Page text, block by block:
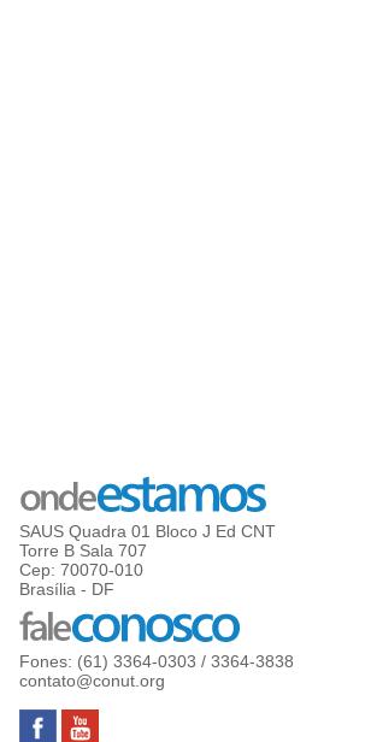
SAUS Quadra 01 Bloco J Ed CNT
Torre B Sala 707
Cep: 70070-010
Brasília - DF
Fones: (61) 3364-0303 / 3364-3838
contato@conut.org